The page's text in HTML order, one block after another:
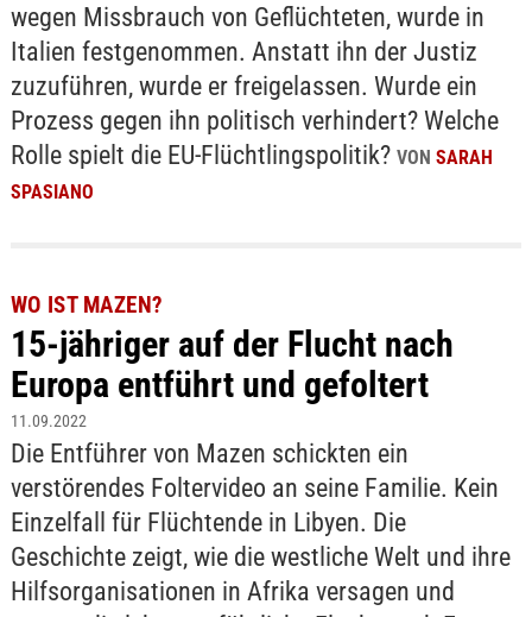
wegen Missbrauch von Geflüchteten, wurde in
Italien festgenommen. Anstatt ihn der Justiz
zuzuführen, wurde er freigelassen. Wurde ein
Prozess gegen ihn politisch verhindert? Welche
Rolle spielt die EU-Flüchtlingspolitik? VON SARAH
SPASIANO
WO IST MAZEN?
15-jähriger auf der Flucht nach
Europa entführt und gefoltert
11.09.2022
Die Entführer von Mazen schickten ein
verstörendes Foltervideo an seine Familie. Kein
Einzelfall für Flüchtende in Libyen. Die
Geschichte zeigt, wie die westliche Welt und ihre
Hilfsorganisationen in Afrika versagen und